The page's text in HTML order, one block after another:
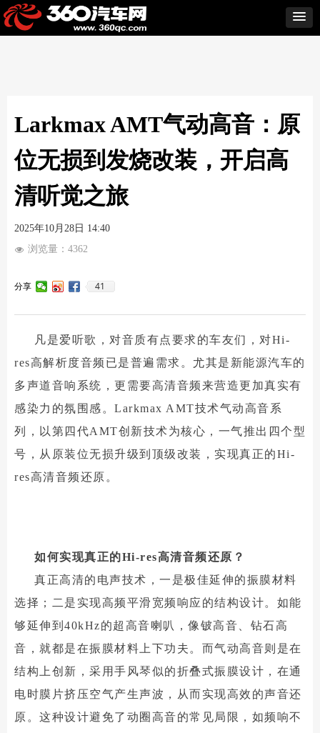
Larkmax AMT气动高音：原
位无损到发烧改装，开启高
清听觉之旅
凡是爱听歌，对音质有点要求的车友们，对Hi-
res高解析度音频已是普遍需求。尤其是新能源汽车的
多声道音响系统，更需要高清音频来营造更加真实有
感染力的氛围感。Larkmax AMT技术气动高音系
列，以第四代AMT创新技术为核心，一气推出四个型
号，从原装位无损升级到顶级改装，实现真正的Hi-
res高清音频还原。
如何实现真正的Hi-res高清音频还原？
真正高清的电声技术，一是极佳延伸的振膜材料
选择；二是实现高频平滑宽频响应的结构设计。如能
够延伸到40kHz的超高音喇叭，像铍高音、钻石高
音，就都是在振膜材料上下功夫。而气动高音则是在
结构上创新，采用手风琴似的折叠式振膜设计，在通
电时膜片挤压空气产生声波，从而实现高效的声音还
原。这种设计避免了动圈高音的常见局限，如频响不
2025年10月28日 14:40
分享 41
넶 浏览量： 4362